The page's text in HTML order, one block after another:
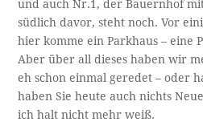
und auch Nr.1, der Bauernhof
südlich davor, steht noch. Vor
hier komme ein Parkhaus – eine
Aber über all dieses haben wir
eh schon einmal geredet – oder
haben Sie heute auch nichts
ich halt nicht mehr weiß.